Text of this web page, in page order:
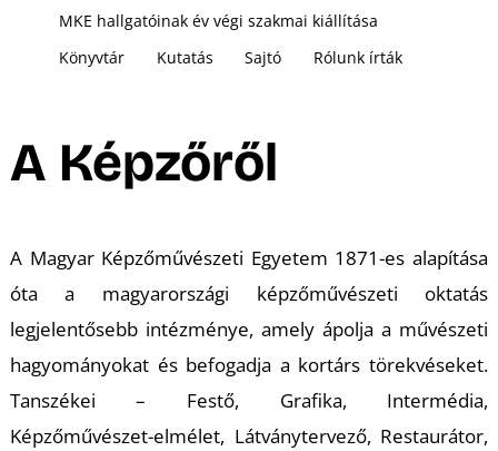
MKE hallgatóinak év végi szakmai kiállítása
Könyvtár
Kutatás Sajtó Rólunk írták
A Képzőről
A Magyar Képzőművészeti Egyetem 1871-es alapítása
óta a magyarországi képzőművészeti oktatás
legjelentősebb intézménye, amely ápolja a művészeti
hagyományokat és befogadja a kortárs törekvéseket.
Tanszékei – Festő, Grafika, Intermédia,
Képzőművészet-elmélet, Látványtervező, Restaurátor,